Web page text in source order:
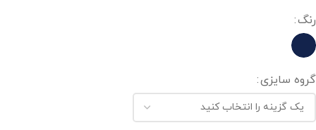
رنگ
گروه سایزی